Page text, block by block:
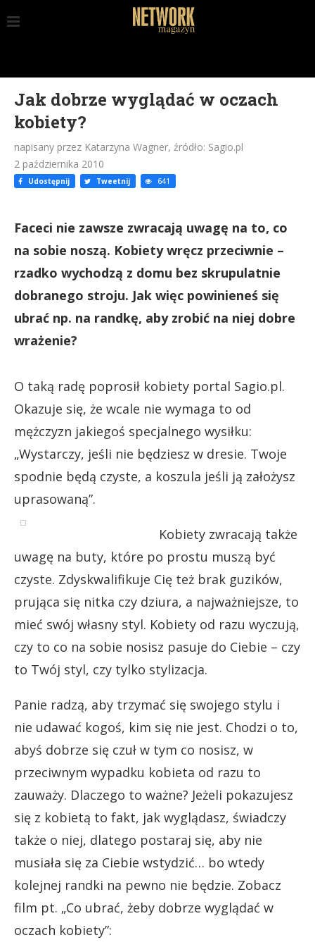
Jak dobrze wyglądać w oczach
kobiety?
napisany przez Katarzyna Wagner, źródło: Sagio.pl
2 października 2010
Udostępnij Tweetnij 641
Faceci nie zawsze zwracają uwagę na to, co
na sobie noszą. Kobiety wręcz przeciwnie –
rzadko wychodzą z domu bez skrupulatnie
dobranego stroju. Jak więc powinieneś się
ubrać np. na randkę, aby zrobić na niej dobre
wrażenie?
O taką radę poprosił kobiety portal Sagio.pl.
Okazuje się, że wcale nie wymaga to od
mężczyzn jakiegoś specjalnego wysiłku:
„Wystarczy, jeśli nie będziesz w dresie. Twoje
spodnie będą czyste, a koszula jeśli ją założysz
uprasowaną”.
Kobiety zwracają także
uwagę na buty, które po prostu muszą być
czyste. Zdyskwalifikuje Cię też brak guzików,
prująca się nitka czy dziura, a najważniejsze, to
mieć swój własny styl. Kobiety od razu wyczują,
czy to co na sobie nosisz pasuje do Ciebie – czy
to Twój styl, czy tylko stylizacja.
Panie radzą, aby trzymać się swojego stylu i
nie udawać kogoś, kim się nie jest. Chodzi o to,
abyś dobrze się czuł w tym co nosisz, w
przeciwnym wypadku kobieta od razu to
zauważy. Dlaczego to ważne? Jeżeli pokazujesz
się z kobietą to fakt, jak wyglądasz, świadczy
także o niej, dlatego postaraj się, aby nie
musiała się za Ciebie wstydzić… bo wtedy
kolejnej randki na pewno nie będzie. Zobacz
film pt. „Co ubrać, żeby dobrze wyglądać w
oczach kobiety”: